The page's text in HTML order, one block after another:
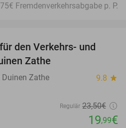
Fremdenverkehrsabgabe p. P.
den Verkehrs- und
Zathe
Duinen Zathe 9.8 star
Regulär 23,50€
19,99€